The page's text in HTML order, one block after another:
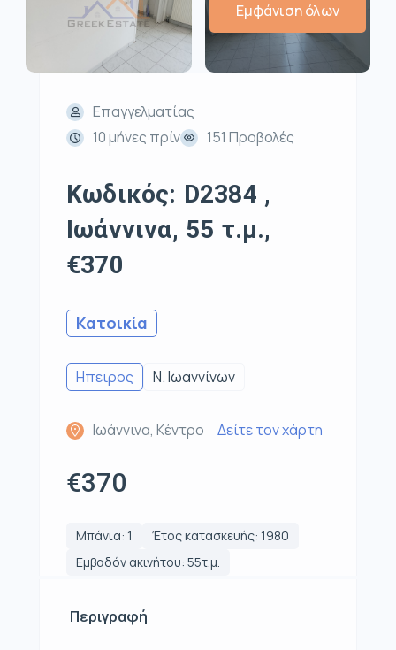
Εμφάνιση όλων
Επαγγελματίας
10 μήνες πρίν
151 Προβολές
Κωδικός: D2384 ,
Ιωάννινα, 55 τ.μ.,
€370
Κατοικία
Ηπειρος Ν. Ιωαννίνων
Ιωάννινα, Κέντρο Δείτε τον χάρτη
€370
Μπάνια: 1
Έτος κατασκευής: 1980
Εμβαδόν ακινήτου: 55τ.μ.
Περιγραφή